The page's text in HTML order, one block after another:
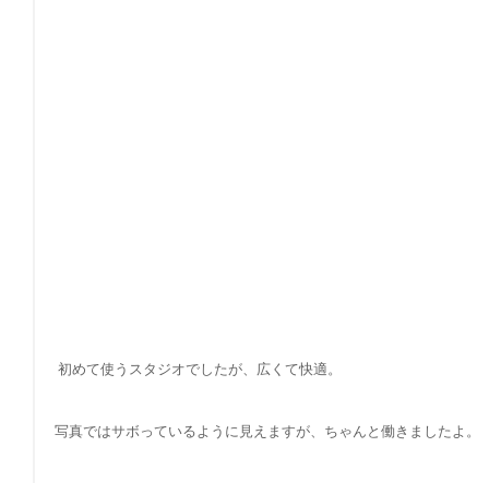
初めて使うスタジオでしたが、広くて快適。
写真ではサボっているように見えますが、ちゃんと働きましたよ。